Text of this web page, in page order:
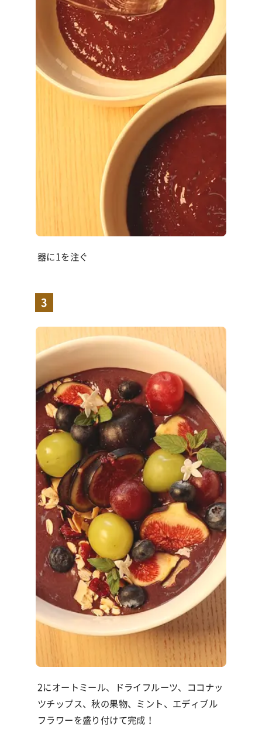
器に1を注ぐ
3
2にオートミール、ドライフルーツ、ココナッ
ツチップス、秋の果物、ミント、エディブル
フラワーを盛り付けて完成！